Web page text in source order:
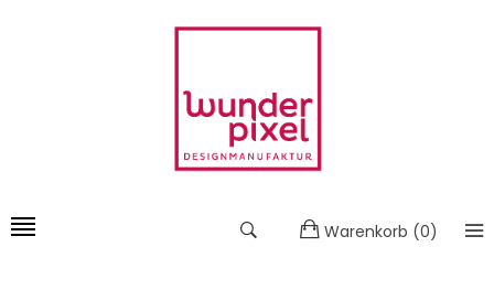
Warenkorb (0)